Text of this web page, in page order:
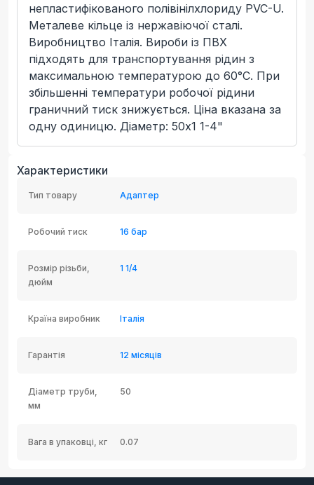
непластифікованого полівінілхлориду PVC-U.
Металеве кільце із нержавіючої сталі.
Виробництво Італія. Вироби із ПВХ
підходять для транспортування рідин з
максимальною температурою до 60°C. При
збільшенні температури робочої рідини
граничний тиск знижується. Ціна вказана за
одну одиницю. Діаметр: 50x1 1-4"
Характеристики
Тип товару Адаптер
Робочий тиск 16 бар
Розмір різьби,
дюйм
1 1/4
Країна виробник Італія
Гарантія 12 місяців
Діаметр труби,
мм
50
Вага в упаковці, кг 0.07